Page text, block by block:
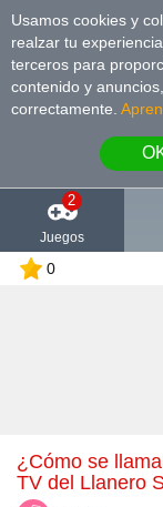
Usamos cookies y
realzar tu
terceros para
contenido y
correctamente.
2
Juegos
0
¿Cómo se llamaba el caballo de Toro en la serie de
TV del Llanero